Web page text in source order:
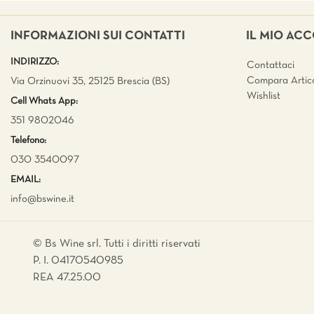
INFORMAZIONI SUI CONTATTI
INDIRIZZO:
Via Orzinuovi 35, 25125 Brescia (BS)
Cell Whats App:
351 9802046
Telefono:
030 3540097
EMAIL:
info@bswine.it
IL MIO
Contattaci
Compara
Wishlist
© Bs Wine srl. Tutti i diritti riservati
P. I. 04170540985
REA 47.25.00